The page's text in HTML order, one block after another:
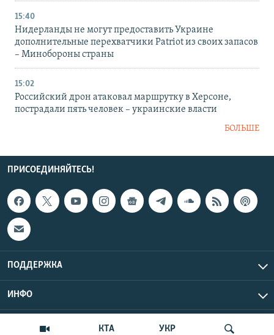
КТА УКР
15:40
Нидерланды не могут предоставить Украине
дополнительные перехватчики Patriot из своих запасов
– Минобороны страны
15:02
Российский дрон атаковал маршрутку в Херсоне,
пострадали пять человек – украинские власти
БОЛЬШЕ
ПРИСОЕДИНЯЙТЕСЬ!
ПОДДЕРЖКА
ИНФО
Copyright Крым.Реалии, 2026 | Все права защищены.
UTC+3